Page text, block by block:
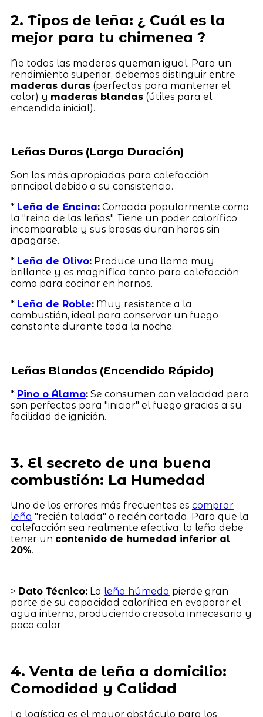
2. Tipos de leña: ¿ Cuál es la
mejor para tu chimenea ?
No todas las maderas queman igual. Para un
rendimiento superior, debemos distinguir entre
maderas duras(perfectas para mantener el
calor) y maderas blandas(útiles para el
encendido inicial).
Leñas Duras (Larga Duración)
Son las más apropiadas para calefacción
principal debido a su consistencia.
* Leña de Encina:Conocida popularmente como
la "reina de las leñas". Tiene un poder calorífico
incomparable y sus brasas duran horas sin
apagarse.
* Leña de Olivo:Produce una llama muy
brillante y es magnífica tanto para calefacción
como para cocinar en hornos.
* Leña de Roble:Muy resistente a la
combustión, ideal para conservar un fuego
constante durante toda la noche.
Leñas Blandas (Encendido Rápido)
* Pino o Álamo:Se consumen con velocidad pero
son perfectas para "iniciar" el fuego gracias a su
facilidad de ignición.
3. El secreto de una buena
combustión: La Humedad
Uno de los errores más frecuentes es comprar
leña "recién talada" o recién cortada. Para que la
calefacción sea realmente efectiva, la leña debe
tener un contenido de humedad inferior al
20%.
> Dato Técnico:La leña húmeda pierde gran
parte de su capacidad calorífica en evaporar el
agua interna, produciendo creosota innecesaria y
poco calor.
4. Venta de leña a domicilio:
Comodidad y Calidad
La logística es el mayor obstáculo para los